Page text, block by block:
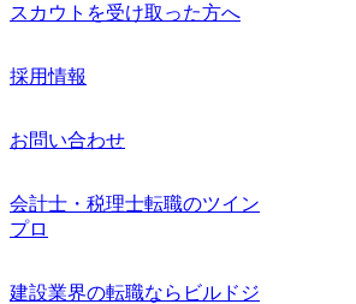
スカウトを受け取った方へ
採用情報
お問い合わせ
会計士・税理士転職のツイン
プロ
建設業界の転職ならビルドジ